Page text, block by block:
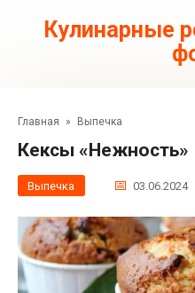
контентуКулинарные
Главная » Выпечка
Кексы «Нежность»
Выпечка 03.06.2024